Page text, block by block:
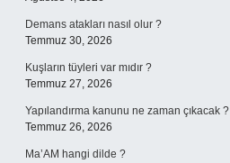
Demans atakları nasıl olur ?
Temmuz 30, 2026
Kuşların tüyleri var mıdır ?
Temmuz 27, 2026
Yapılandırma kanunu ne zaman çıkacak ?
Temmuz 26, 2026
Ma’AM hangi dilde ?